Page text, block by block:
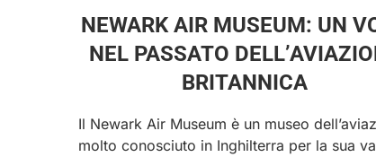
NEWARK AIR MUSEUM: UN
NEL PASSATO
BRITANNICA
Il Newark Air Museum è un museo
molto conosciuto in Inghilterra per la sua